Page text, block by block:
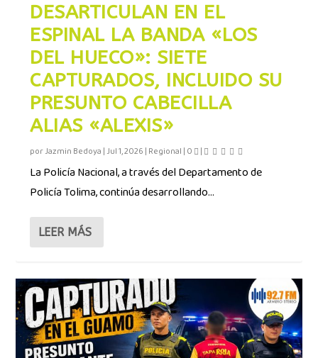
DESARTICULAN EN EL
ESPINAL LA BANDA «LOS
DEL HUECO»: SIETE
CAPTURADOS, INCLUIDO SU
PRESUNTO CABECILLA
ALIAS «ALEXIS»
porJazmin Bedoya | Jul 1, 2026 | Regional | 0 |
La Policía Nacional, a través del Departamento de
Policía Tolima, continúa desarrollando...
LEER MÁS